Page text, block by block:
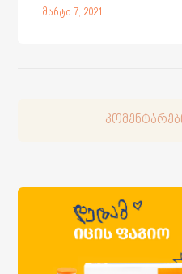
მარტი 7, 2021